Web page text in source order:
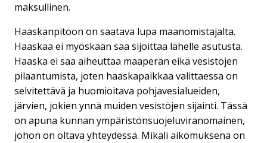
maksullinen.
Haaskanpitoon on saatava lupa maanomistajalta.
Haaskaa ei myöskään saa sijoittaa lähelle asutusta.
Haaska ei saa aiheuttaa maaperän eikä vesistöjen
pilaantumista, joten haaskapaikkaa valittaessa on
selvitettävä ja huomioitava pohjavesialueiden,
järvien, jokien ynnä muiden vesistöjen sijainti. Tässä
on apuna kunnan ympäristönsuojeluviranomainen,
johon on oltava yhteydessä. Mikäli aikomuksena on